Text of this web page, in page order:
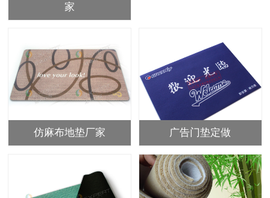
家
仿麻布地垫厂家 广告门垫定做